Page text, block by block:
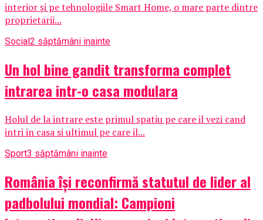
interior și pe tehnologiile Smart Home, o mare parte dintre
proprietarii...
Social2 săptămâni inainte
Un hol bine gandit transforma complet
intrarea intr-o casa modulara
Holul de la intrare este primul spatiu pe care il vezi cand
intri in casa si ultimul pe care il...
Sport3 săptămâni inainte
România își reconfirmă statutul de lider al
padbolului mondial: Campioni